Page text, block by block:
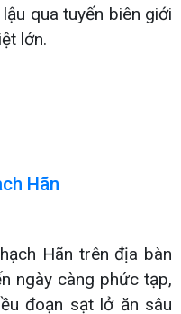
qua tuyến biên giới
lớn.
Hãn
Hãn trên địa bàn
ngày càng phức tạp,
đoạn sạt lở ăn sâu